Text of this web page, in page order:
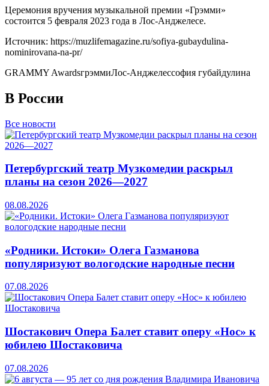
Церемония вручения музыкальной премии «Грэмми»
состоится 5 февраля 2023 года в Лос-Анджелесе.
Источник: https://muzlifemagazine.ru/sofiya-gubaydulina-
nominirovana-na-pr/
GRAMMY AwardsгрэммиЛос-Анджелессофия губайдулина
В России
Все новости
Петербургский театр Музкомедии раскрыл
планы на сезон 2026—2027
08.08.2026
«Родники. Истоки» Олега Газманова
популяризуют вологодские народные песни
07.08.2026
Шостакович Опера Балет ставит оперу «Нос» к
юбилею Шостаковича
07.08.2026